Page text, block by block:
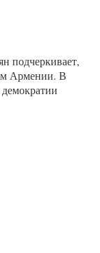
подчеркивает,
Армении. В